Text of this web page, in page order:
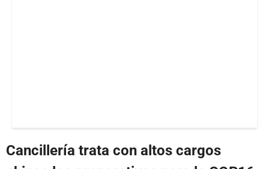
Cancillería trata con altos cargos